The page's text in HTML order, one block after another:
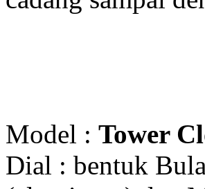
Model : Tower
Dial : bentuk